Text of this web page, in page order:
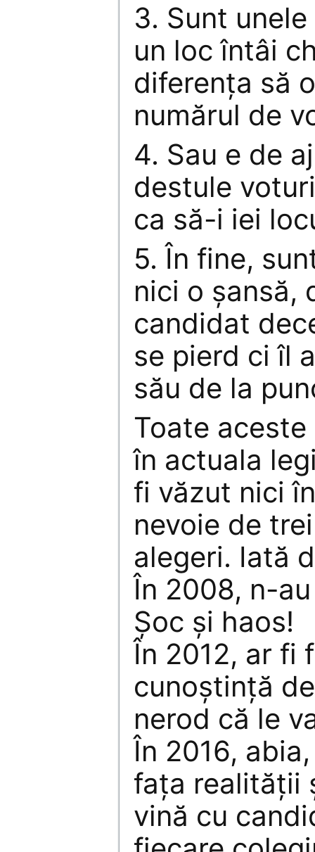
3. Sunt
un loc întâi
diferenţa să
numărul de
4. Sau e de
destule
ca să-i iei
5. În fine,
nici o şansă,
candidat
se pierd ci îl
său de la
Toate
în actuala
fi văzut nici
nevoie de
alegeri. Iată
În 2008, n-
Şoc şi haos!
În 2012, ar fi
cunoştinţă
nerod că le
În 2016,
faţa realităţii
vină cu